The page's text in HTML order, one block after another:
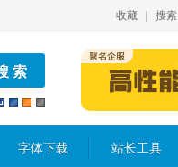
收藏 搜索
字体下载 站长工具